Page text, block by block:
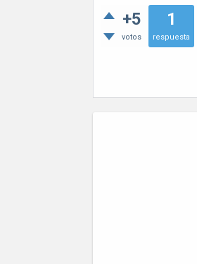
+5
votos
1
respuesta